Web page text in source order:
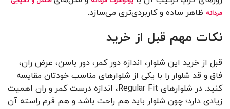
مردانه ظاهر ساده و کاربردی‌تری می‌سازد.
نکات مهم قبل از خرید
قبل از خرید این شلوار، اندازه دور کمر، دور باسن، عرض ران،
فاق و قد شلوار را با یکی از شلوارهای مناسب خودتان مقایسه
کنید. در شلوارهای Regular Fit، اندازه درست کمر و ران اهمیت
زیادی دارد؛ چون شلوار باید هم راحت باشد و هم فرم راسته آن